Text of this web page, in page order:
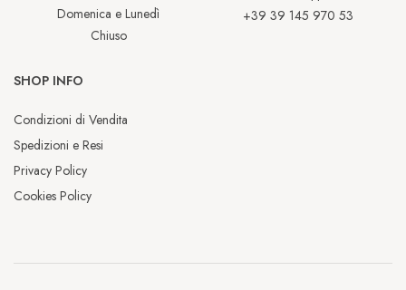
Domenica e Lunedì
Chiuso
+39 39 145 970 53
SHOP INFO
Condizioni di Vendita
Spedizioni e Resi
Privacy Policy
Cookies Policy